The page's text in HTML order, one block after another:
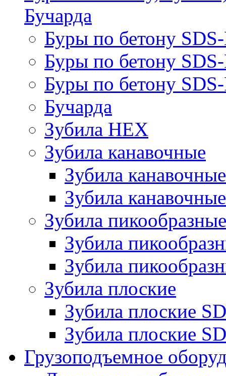
Бучарда
Буры по бетону
Буры по бетону
Буры по бетону
Бучарда
Зубила HEX
Зубила канавочные
Зубила
Зубила
Зубила пикообразные
Зубила
Зубила
Зубила плоские
Зубила плоские
Зубила плоские
Грузоподъемное